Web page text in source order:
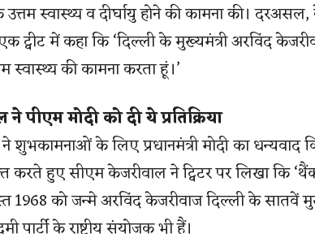
स्वास्थ्य व दीर्घायु होने की कामना की।
एक ट्वीट में कहा कि ‘दिल्ली के मुख्यमंत्री अरविंद
की कामना करता हूं।’
पीएम मोदी को दी ये प्रतिक्रिया
शुभकामनाओं के लिए प्रधानमंत्री मोदी का धन्यवाद
करते हुए सीएम केजरीवाल ने ट्विटर पर लिखा कि
1968 को जन्मे अरविंद केजरीवाज दिल्ली के सातवें